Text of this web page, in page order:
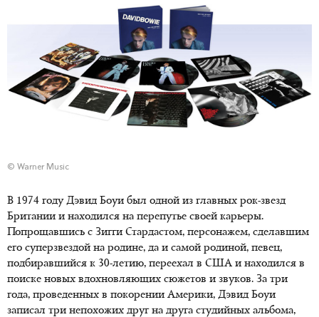
© Warner Music
В 1974 году Дэвид Боуи был одной из главных рок-звезд
Британии и находился на перепутье своей карьеры.
Попрощавшись с Зигги Стардастом, персонажем, сделавшим
его суперзвездой на родине, да и самой родиной, певец,
подбиравшийся к 30-летию, переехал в США и находился в
поиске новых вдохновляющих сюжетов и звуков. За три
года, проведенных в покорении Америки, Дэвид Боуи
записал три непохожих друг на друга студийных альбома,